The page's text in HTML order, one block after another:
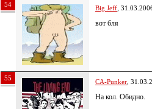
54 Big Jeff ,
вот бля
55 CA-Punker ,
На кол. Обидно.